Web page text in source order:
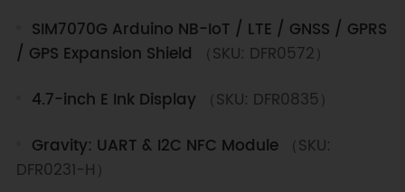
SIM7070G Arduino NB-IoT / LTE / GNSS / GPRS
/ GPS Expansion Shield
（SKU: DFR0572）
4.7-inch E Ink Display
（SKU: DFR0835）
Gravity: UART & I2C NFC Module （SKU:
DFR0231-H）